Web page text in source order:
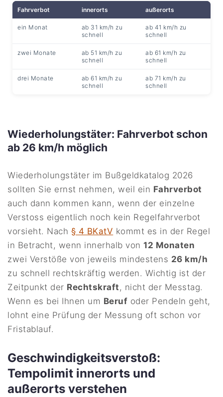
Fahrverbot innerorts außerorts
ein Monat
ab 31 km/h zu
schnell
ab 41 km/h zu
schnell
zwei Monate
ab 51 km/h zu
schnell
ab 61 km/h zu
schnell
drei Monate
ab 61 km/h zu
schnell
ab 71 km/h zu
schnell
Wiederholungstäter: Fahrverbot schon
ab 26 km/h möglich
Wiederholungstäter im Bußgeldkatalog 2026
sollten Sie ernst nehmen, weil ein Fahrverbot
auch dann kommen kann, wenn der einzelne
Verstoss eigentlich noch kein Regelfahrverbot
vorsieht. Nach § 4 BKatV kommt es in der Regel
in Betracht, wenn innerhalb von12 Monaten
zwei Verstöße von jeweils mindestens 26 km/h
zu schnell rechtskräftig werden. Wichtig ist der
Zeitpunkt der Rechtskraft, nicht der Messtag.
Wenn es bei Ihnen um Beruf oder Pendeln geht,
lohnt eine Prüfung der Messung oft schon vor
Fristablauf.
Geschwindigkeitsverstoß:
Tempolimit innerorts und
außerorts verstehen